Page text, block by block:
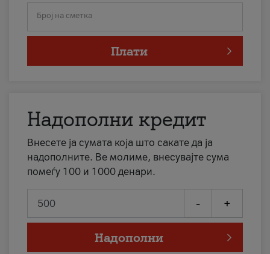
Број на сметка
Плати
Надополни кредит
Внесете ја сумата која што сакате да ја
надополните. Ве молиме, внесувајте сума
помеѓу 100 и 1000 денари.
- +
Надополни